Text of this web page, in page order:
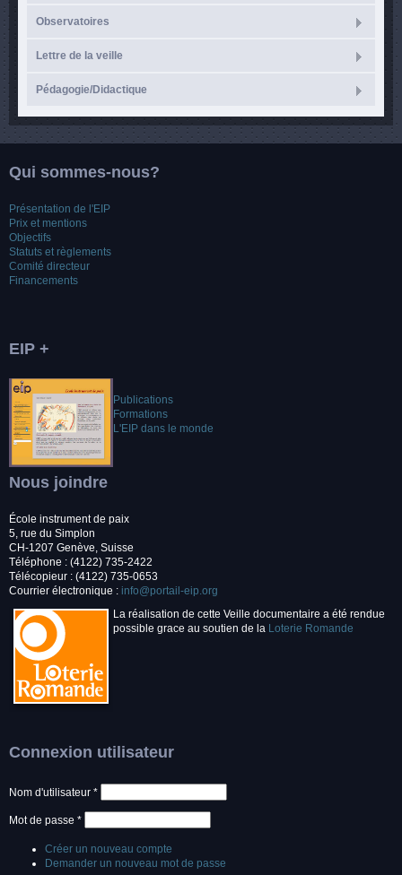
Observatoires
Lettre de la veille
Pédagogie/Didactique
Qui sommes-nous?
Présentation de l'EIP
Prix et mentions
Objectifs
Statuts et règlements
Comité directeur
Financements
EIP +
Publications
Formations
L'EIP dans le monde
Nous joindre
École instrument de paix
5, rue du Simplon
CH-1207 Genève, Suisse
Téléphone : (4122) 735-2422
Télécopieur : (4122) 735-0653
Courrier électronique : info@portail-eip.org
La réalisation de cette Veille documentaire a été rendue
possible grace au soutien de la Loterie Romande
Connexion utilisateur
Nom d'utilisateur *
Mot de passe *
Créer un nouveau compte
Demander un nouveau mot de passe